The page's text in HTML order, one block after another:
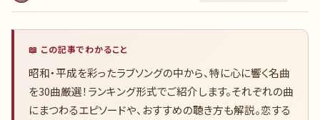
📖 この記事でわかること
昭和・平成を彩ったラブソングの中から、特に心に響く名曲
を30曲厳選！ランキング形式でご紹介します。それぞれの曲
にまつわるエピソードや、おすすめの聴き方も解説。恋する